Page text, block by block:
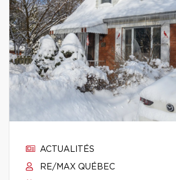
ACTUALITÉS
RE/MAX QUÉBEC